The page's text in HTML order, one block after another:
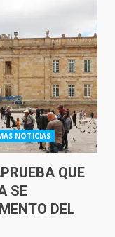
NOTICIAS
QUE
SE
DEL